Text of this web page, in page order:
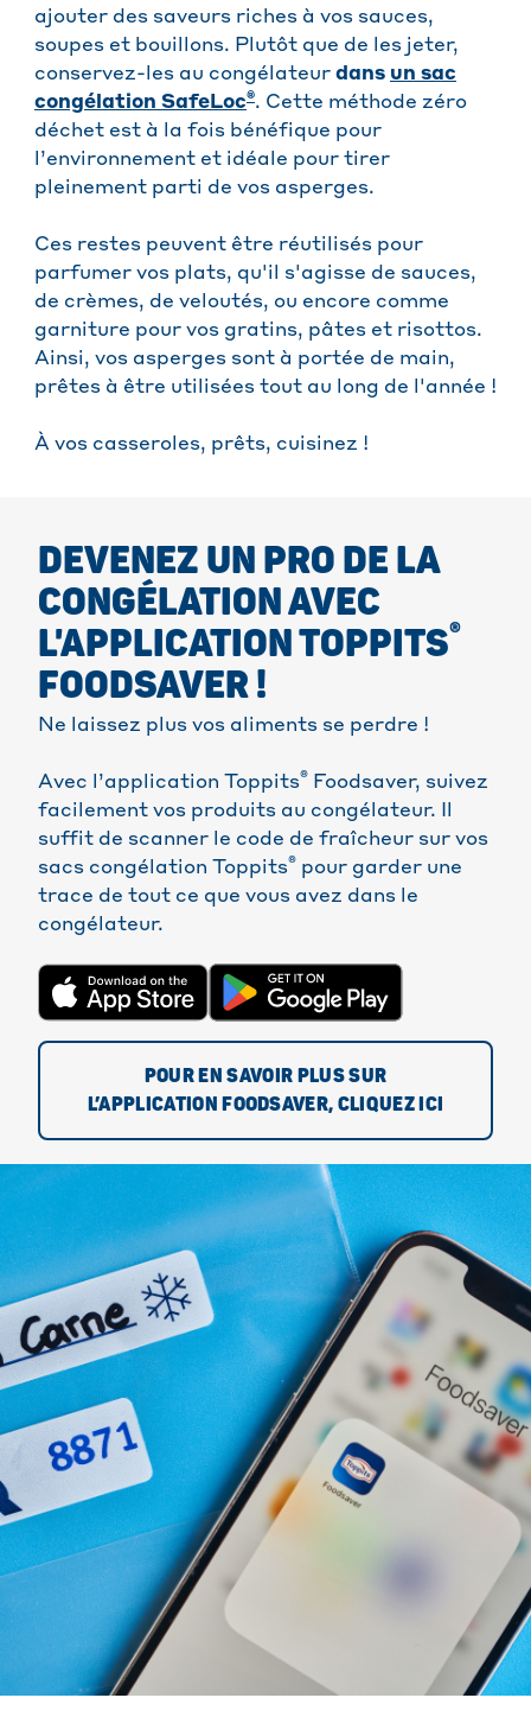
ajouter des saveurs riches à vos sauces,
soupes et bouillons. Plutôt que de les jeter,
conservez-les au congélateur dans un sac
congélation SafeLoc®. Cette méthode zéro
déchet est à la fois bénéfique pour
l’environnement et idéale pour tirer
pleinement parti de vos asperges.
Ces restes peuvent être réutilisés pour
parfumer vos plats, qu'il s'agisse de sauces,
de crèmes, de veloutés, ou encore comme
garniture pour vos gratins, pâtes et risottos.
Ainsi, vos asperges sont à portée de main,
prêtes à être utilisées tout au long de l'année !
À vos casseroles, prêts, cuisinez !
DEVENEZ UN PRO DE LA
CONGÉLATION AVEC
L'APPLICATION TOPPITS®
FOODSAVER !
Ne laissez plus vos aliments se perdre !
Avec l’application Toppits® Foodsaver, suivez
facilement vos produits au congélateur. Il
suffit de scanner le code de fraîcheur sur vos
sacs congélation Toppits® pour garder une
trace de tout ce que vous avez dans le
congélateur.
POUR EN SAVOIR PLUS SUR
L’APPLICATION FOODSAVER, CLIQUEZ ICI